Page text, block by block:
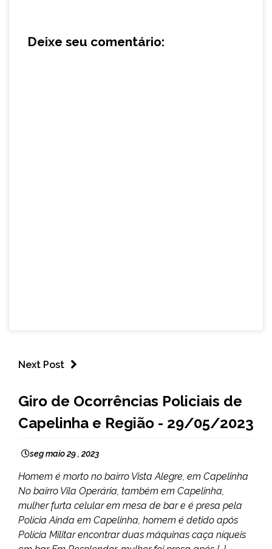
Deixe seu comentário:
Next Post
MINAS
GERAIS
NOTÍCIAS
Giro de Ocorrências Policiais de
Capelinha e Região - 29/05/2023
seg maio 29 , 2023
Homem é morto no bairro Vista Alegre, em Capelinha
No bairro Vila Operária, também em Capelinha,
mulher furta celular em mesa de bar e é presa pela
Polícia Ainda em Capelinha, homem é detido após
Polícia Militar encontrar duas máquinas caça níqueis